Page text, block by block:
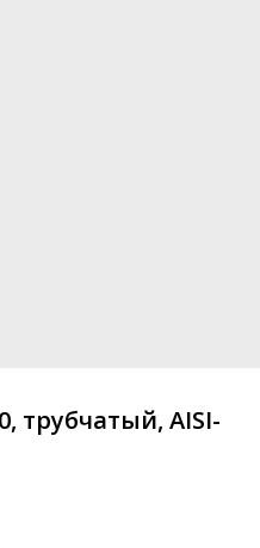
трубчатый, AISI-